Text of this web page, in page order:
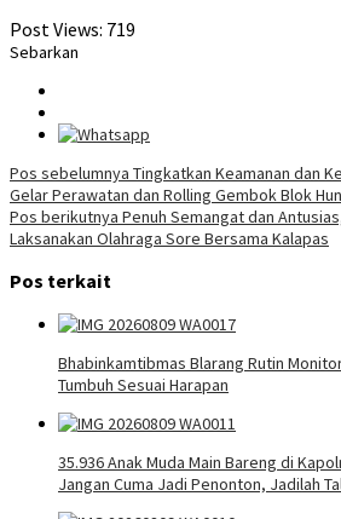
Post Views: 719
Sebarkan
Navigasi
pos
Pos sebelumnya Tingkatkan Keamanan dan
Gelar Perawatan dan Rolling Gembok Blok
Pos berikutnya Penuh Semangat dan
Laksanakan Olahraga Sore Bersama Kalapas
Pos terkait
Bhabinkamtibmas Blarang Rutin
Tumbuh Sesuai Harapan
35.936 Anak Muda Main Bareng di
Jangan Cuma Jadi Penonton, Jadilah